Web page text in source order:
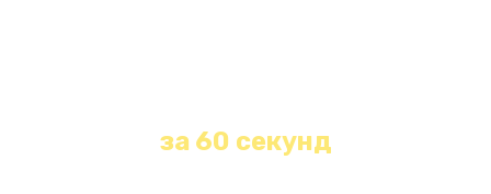
за 60 секунд